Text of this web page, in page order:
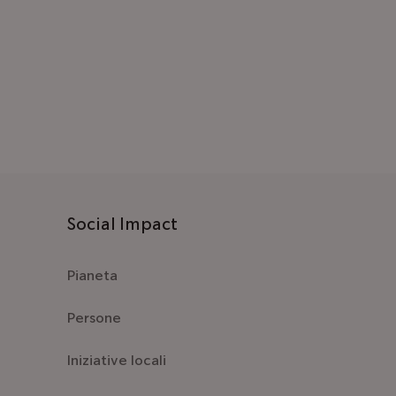
Social Impact
Pianeta
Persone
Iniziative locali